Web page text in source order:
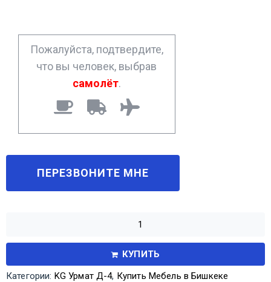
*
Пожалуйста, подтвердите,
что вы человек, выбрав
самолёт.
КУПИТЬ
Категории: KG Урмат Д-4, Купить Мебель в Бишкеке